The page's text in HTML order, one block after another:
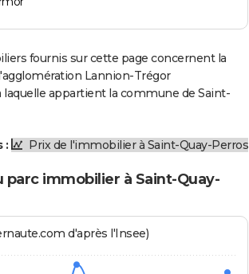
fournis sur cette page concernent la
Lannion-Trégor
laquelle appartient la commune de Saint-
: Prix de l'immobilier à Saint-Quay-Perros
parc immobilier à Saint-Quay-
d'après l'Insee)